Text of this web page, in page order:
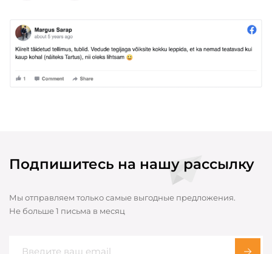
Подпишитесь на нашу рассылку
Мы отправляем только самые выгодные предложения.
Не больше 1 письма в месяц